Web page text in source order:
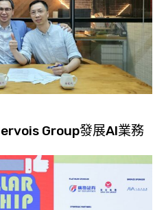
Group發展AI業務